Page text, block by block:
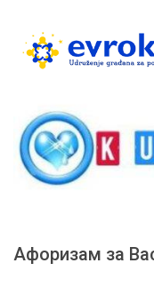
Афоризам за